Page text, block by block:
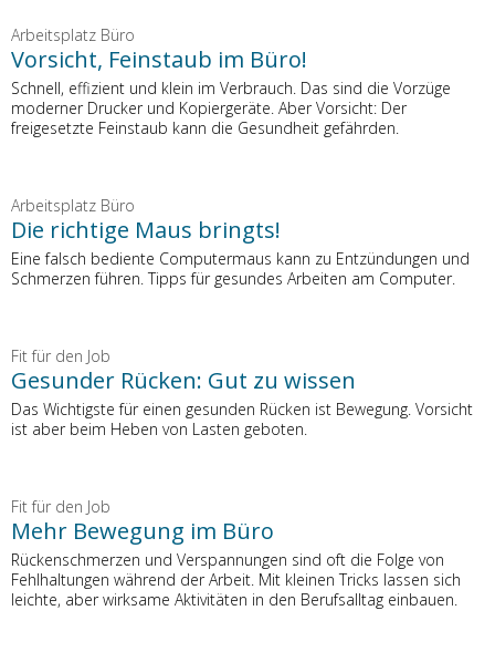
Arbeitsplatz Büro
Vorsicht, Feinstaub im Büro!
Schnell, effizient und klein im Verbrauch. Das sind die Vorzüge
moderner Drucker und Kopiergeräte. Aber Vorsicht: Der
freigesetzte Feinstaub kann die Gesundheit gefährden.
Arbeitsplatz Büro
Die richtige Maus bringts!
Eine falsch bediente Computermaus kann zu Entzündungen und
Schmerzen führen. Tipps für gesundes Arbeiten am Computer.
Fit für den Job
Gesunder Rücken: Gut zu wissen
Das Wichtigste für einen gesunden Rücken ist Bewegung. Vorsicht
ist aber beim Heben von Lasten geboten.
Fit für den Job
Mehr Bewegung im Büro
Rückenschmerzen und Verspannungen sind oft die Folge von
Fehlhaltungen während der Arbeit. Mit kleinen Tricks lassen sich
leichte, aber wirksame Aktivitäten in den Berufsalltag einbauen.